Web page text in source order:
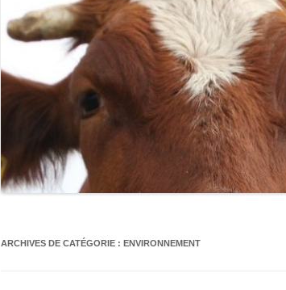
ARCHIVES DE CATÉGORIE : ENVIRONNEMENT